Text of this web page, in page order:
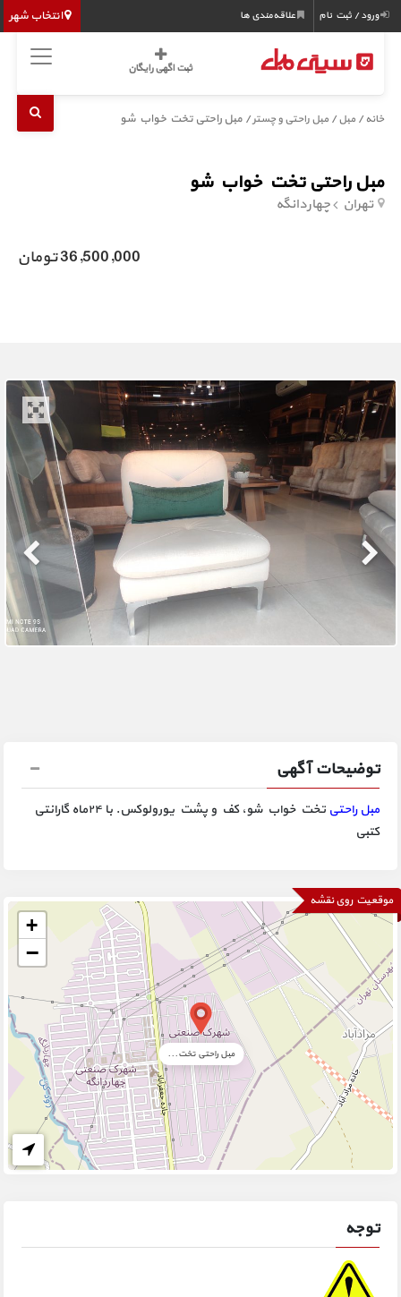
انتخاب شهر ورود / ثبت نام علاقه‌مندی ها
ثبت اگهی رایگان
خانه /مبل/مبل راحتی و چستر/ مبل راحتی تخت خواب شو
مبل راحتی تخت خواب شو
تهران چهاردانگه
36,500,000 تومان
توضیحات آگهی
مبل راحتی
تخت خواب شو، کف و پشت یورولوکس. با ۲۴ماه گارانتی
کتبی
موقعیت روی نقشه
مبل راحتی تخت...
+
−
توجه